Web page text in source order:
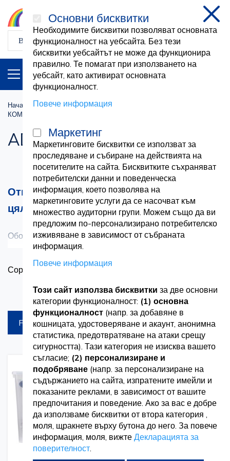
ПРОДУКТИ
Начална страница
Първа помощ
КОМПЛЕКТ ЗА ПЪРВА ПОМОЩ
ADR комплекти
Открийте комплекти ADR Travelkit за
цялостна подготовка за първа помощ
Оборудвайте се с основните комплекти ADR Travelkit
от Vetro Design, предназначени да предоставят
цялостни решения за първа помощ при различни
спешни ситуации. Нашите комплекти включват набор
от медицински консумативи и оборудване, включително
превръзки, антисептици и превръзки за рани,
гарантирайки, че сте готови да се справите ефективно
с често срещани наранявания и спешни медицински
случаи. С удобството и надеждността на нашите
комплекти ADR Travelkit можете да пътувате с
увереност, знаейки, че разполагате с необходимите
инструменти за справяне с неочаквани медицински
инциденти.
Сортирай по
Продукти на страница
FILTREAZA
Добавете
към
списък
с
желания
Добавете
за
сравнение
Основни бисквитки
Необходимите бисквитки позволяват основната
функционалност на уебсайта. Без тези
бисквитки уебсайтът не може да функционира
правилно. Те помагат при използването на
уебсайт, като активират основната
функционалност.
Повече информация
Маркетинг
Маркетинговите бисквитки се използват за
проследяване и събиране на действията на
посетителите на сайта. Бисквитките съхраняват
потребителски данни и поведенческа
информация, което позволява на
маркетинговите услуги да се насочват към
множество аудиторни групи. Можем също да ви
предложим по-персонализирано потребителско
изживяване в зависимост от събраната
информация.
Повече информация
Този сайт използва бисквитки за две основни
категории функционалност: (1) основна
функционалност (напр. за добавяне в
кошницата, удостоверяване и акаунт, анонимна
статистика, предотвратяване на атаки срещу
сигурността). Тази категория не изисква вашето
съгласие; (2) персонализиране и
подобряване (напр. за персонализиране на
съдържанието на сайта, изпратените имейли и
показаните реклами, в зависимост от вашите
предпочитания и поведение. Ако за вас е добре
да използваме бисквитки от втора категория ,
моля, щракнете върху бутона до него. За повече
информация, моля, вижте Декларацията за
поверителност.